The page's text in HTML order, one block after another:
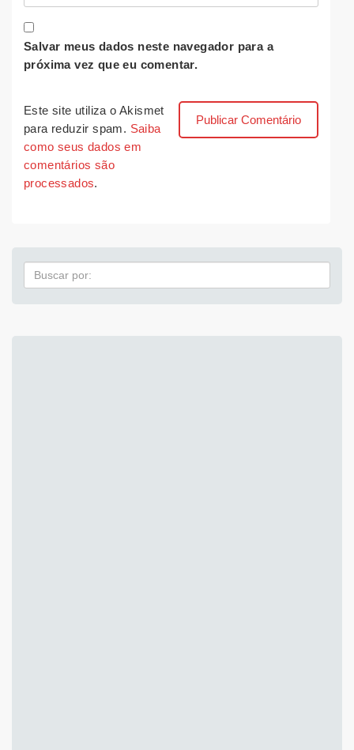
Salvar meus dados neste navegador para a
próxima vez que eu comentar.
Este site utiliza o Akismet
para reduzir spam. Saiba
como seus dados em
comentários são
processados.
Pesquisa